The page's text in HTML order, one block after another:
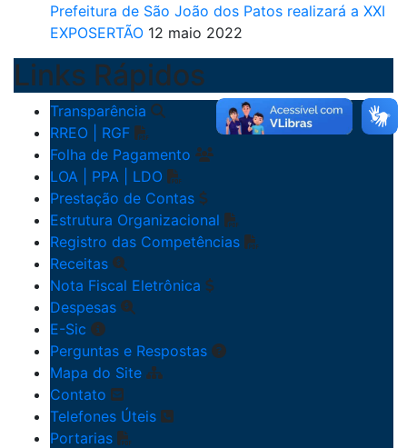
Prefeitura de São João dos Patos realizará a XXI
EXPOSERTÃO 12 maio 2022
Links Rápidos
Transparência
RREO | RGF
Folha de Pagamento
LOA | PPA | LDO
Prestação de Contas
Estrutura Organizacional
Registro das Competências
Receitas
Nota Fiscal Eletrônica
Despesas
E-Sic
Perguntas e Respostas
Mapa do Site
Contato
Telefones Úteis
Portarias